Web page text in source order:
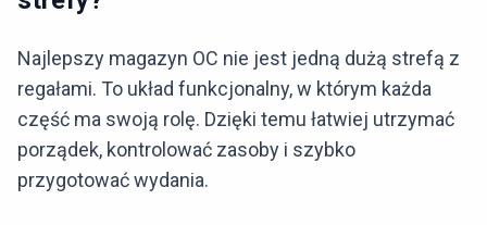
Najlepszy magazyn OC nie jest jedną dużą strefą z
regałami. To układ funkcjonalny, w którym każda
część ma swoją rolę. Dzięki temu łatwiej utrzymać
porządek, kontrolować zasoby i szybko
przygotować wydania.